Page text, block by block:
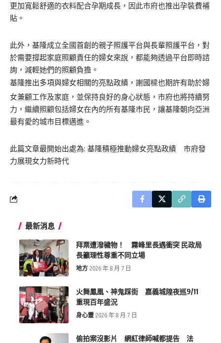
更加寬鬆舒適的衣料配合孕期成長，因此市府也推出孕裝費補
貼。
此外，基隆成立全國首創的親子照護平台與長輩照護平台，對
於需要撐起家庭照顧責任的婦女來說，都能夠透過平台即時諮
詢，減輕她們的照顧負擔。
基隆推出多項與婦女相關的亮點政績，謝國樑也期許有助於婦
女兼顧工作及家庭，並保持良好的身心狀態，市府也將持續努
力，繼續照顧包括婦女在內的所有基隆市民，讓基隆朝向亞洲
最有愛的城市目標邁進。
此篇文章最開始出處為: 基隆積極推動婦女亮點政績 市府發
力展現女力新時代
最新消息
拜票遭潑穢物！ 霧峰里長遇衝突 民政局
長籲理性尊重不同立場
地方 2026 年 8 月 7 日
火舞鳳凰、神鬼踩街 嘉義城隍夜巡9/11
重現百年盛況
身心靈 2026 年 8 月 7 日
偷拍案沒影片 網紅律師喊都提告 法